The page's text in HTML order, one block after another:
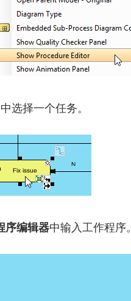
选择一个任务。
序编辑器中输入工作程序。